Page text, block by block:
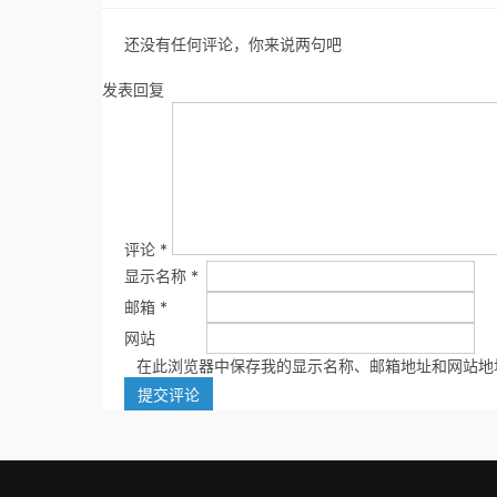
还没有任何评论，你来说两句吧
发表回复
评论 *
显示名称 *
邮箱 *
网站
在此浏览器中保存我的显示名称、邮箱地址和网站地